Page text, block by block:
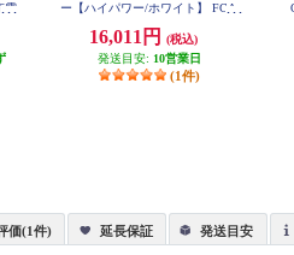
電
ー【ハイパワー/ホワイト】 FCA-
16,011円
(税込)
発送目安: 10営業日
(1件)
価(1件) 延長保証 発送目安